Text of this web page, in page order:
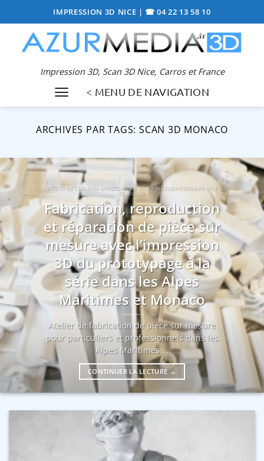
au
contenu
IMPRESSION 3D NICE | ☎ 04 22 13 58 10
Impression 3D, Scan 3D Nice, Carros et France
< MENU DE NAVIGATION
ARCHIVES PAR TAGS: SCAN 3D MONACO
ATELIER DE CRÉATION IMPRESSION 3D RÉTRO-INGÉNIERIE SCAN 3D NICE
STUDIO 3D
Fabrication, reproduction
et réparation de pièce sur
mesure avec l’impression
3D du prototypage à la
série dans les Alpes
Maritimes et Monaco
Atelier de fabrication de pièce sur mesure
pour particuliers et professionnels dans les
Alpes Maritimes ...
CONTINUER LA LECTURE →